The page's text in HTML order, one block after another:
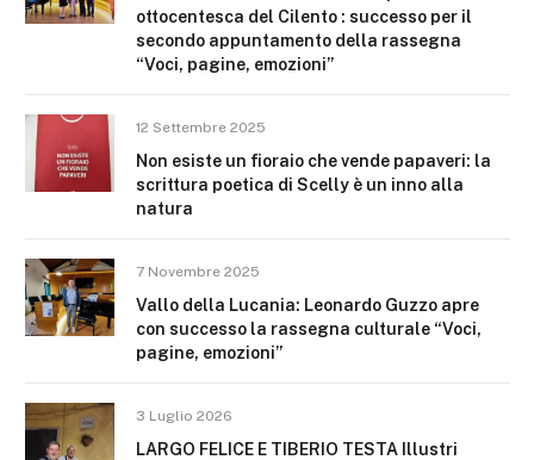
ottocentesca del Cilento : successo per il
secondo appuntamento della rassegna
“Voci, pagine, emozioni”
12 Settembre 2025
Non esiste un fioraio che vende papaveri: la
scrittura poetica di Scelly è un inno alla
natura
7 Novembre 2025
Vallo della Lucania: Leonardo Guzzo apre
con successo la rassegna culturale “Voci,
pagine, emozioni”
3 Luglio 2026
LARGO FELICE E TIBERIO TESTA Illustri